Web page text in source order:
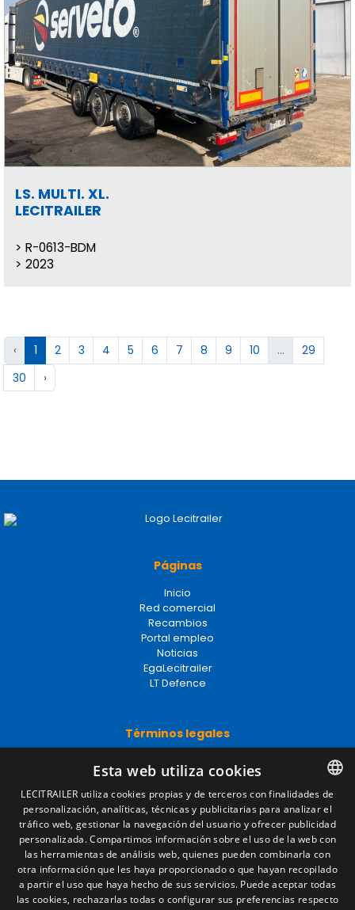
LS. MULTI. XL.
LECITRAILER
R-0613-BDM
2023
‹ 1 2 3 4 5 6 7 8 9 10 ...
29
30
›
Páginas
Inicio
Red comercial
Recambios
Portal empleo
Noticias
EgaLecitrailer
LT Defence
Términos legales
Política de privacidad
Política de cookies
Condiciones generales de venta
Gestionar cookies
Contacto
Camino de los Huertos, S/N. Apdo 100
SPANISH
ENGLISH
FRENCH
ITALIAN
Esta web utiliza cookies
LECITRAILER utiliza cookies propias y de terceros con finalidades de
personalización, analíticas, técnicas y publicitarias para analizar el
tráfico web, gestionar la navegación del usuario y ofrecer publicidad
personalizada. Compartimos información sobre el uso de la web con
las herramientas de análisis web, quienes pueden combinarla con
otra información que les haya proporcionado o que hayan recopilado
a partir el uso que haya hecho de sus servicios. Puede aceptar todas
las cookies, rechazarlas todas o configurar sus preferencias respecto